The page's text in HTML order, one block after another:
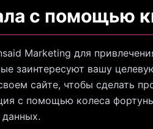
с помощью
Marketing для
заинтересуют вашу
сайте, чтобы сделать
с помощью колеса